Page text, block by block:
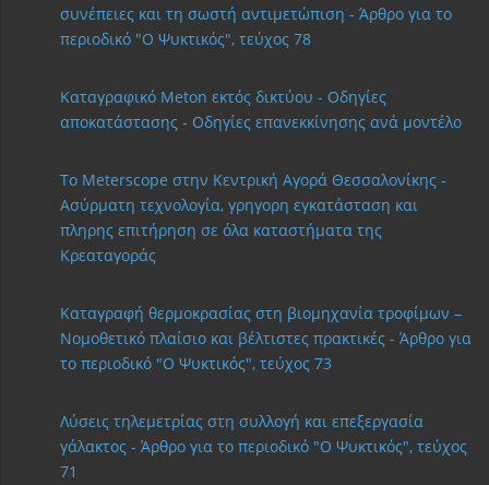
συνέπειες και τη σωστή αντιμετώπιση - Άρθρο για το
περιοδικό "Ο Ψυκτικός", τεύχος 78
Καταγραφικό Meton εκτός δικτύου - Οδηγίες
αποκατάστασης - Οδηγίες επανεκκίνησης ανά μοντέλο
Το Meterscope στην Κεντρική Αγορά Θεσσαλονίκης -
Ασύρματη τεχνολογία, γρηγορη εγκατάσταση και
πληρης επιτήρηση σε όλα καταστήματα της
Κρεαταγοράς
Καταγραφή θερμοκρασίας στη βιομηχανία τροφίμων –
Νομοθετικό πλαίσιο και βέλτιστες πρακτικές - Άρθρο για
το περιοδικό "Ο Ψυκτικός", τεύχος 73
Λύσεις τηλεμετρίας στη συλλογή και επεξεργασία
γάλακτος - Άρθρο για το περιοδικό "Ο Ψυκτικός", τεύχος
71